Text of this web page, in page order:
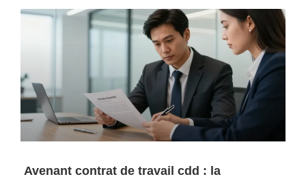
Avenant contrat de travail cdd : la